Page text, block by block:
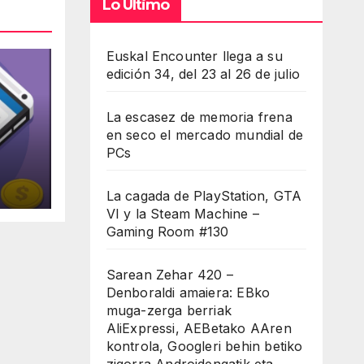
Lo Último
Euskal Encounter llega a su
edición 34, del 23 al 26 de julio
La escasez de memoria frena
en seco el mercado mundial de
PCs
La cagada de PlayStation, GTA
VI y la Steam Machine –
Gaming Room #130
Sarean Zehar 420 –
Denboraldi amaiera: EBko
muga-zerga berriak
AliExpressi, AEBetako AAren
kontrola, Googleri behin betiko